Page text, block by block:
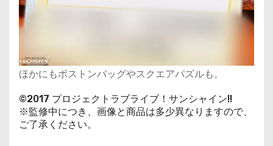
ほかにもボストンバッグやスクエアパズルも。
©2017 プロジェクトラブライブ！サンシャイン!!
※監修中につき、画像と商品は多少異なりますので、
ご了承ください。